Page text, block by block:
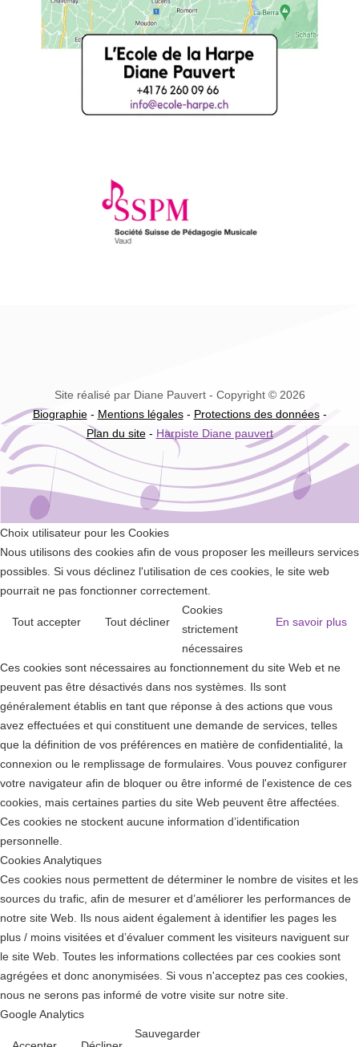
Site réalisé par Diane Pauvert - Copyright © 2026
Biographie- Mentions légales- Protections des données-
Plan du site- Harpiste Diane pauvert
Choix utilisateur pour les Cookies
Nous utilisons des cookies afin de vous proposer les meilleurs services
possibles. Si vous déclinez l'utilisation de ces cookies, le site web
pourrait ne pas fonctionner correctement.
Tout accepter Tout décliner En savoir plus
Cookies
strictement
nécessaires
Ces cookies sont nécessaires au fonctionnement du site Web et ne
peuvent pas être désactivés dans nos systèmes. Ils sont
généralement établis en tant que réponse à des actions que vous
avez effectuées et qui constituent une demande de services, telles
que la définition de vos préférences en matière de confidentialité, la
connexion ou le remplissage de formulaires. Vous pouvez configurer
votre navigateur afin de bloquer ou être informé de l'existence de ces
cookies, mais certaines parties du site Web peuvent être affectées.
Ces cookies ne stockent aucune information d’identification
personnelle.
Cookies Analytiques
Ces cookies nous permettent de déterminer le nombre de visites et les
sources du trafic, afin de mesurer et d’améliorer les performances de
notre site Web. Ils nous aident également à identifier les pages les
plus / moins visitées et d’évaluer comment les visiteurs naviguent sur
le site Web. Toutes les informations collectées par ces cookies sont
agrégées et donc anonymisées. Si vous n'acceptez pas ces cookies,
nous ne serons pas informé de votre visite sur notre site.
Google Analytics
Sauvegarder